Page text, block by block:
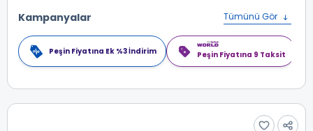
Kampanyalar Tümünü Gör
Peşin Fiyatına Ek %3 İndirim Peşin Fiyatına 9 Taksit